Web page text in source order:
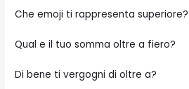
Che emoji ti rappresenta superiore?
Qual e il tuo somma oltre a fiero?
Di bene ti vergogni di oltre a?